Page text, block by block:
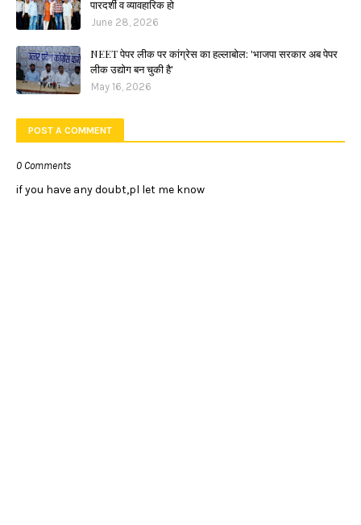
पारदर्शी व व्यावहारिक हो
June 28, 2026
NEET पेपर लीक पर कांग्रेस का हल्लाबोल: 'भाजपा सरकार अब पेपर
लीक उद्योग बन चुकी है'
May 16, 2026
POST A COMMENT
0 Comments
if you have any doubt,pl let me know